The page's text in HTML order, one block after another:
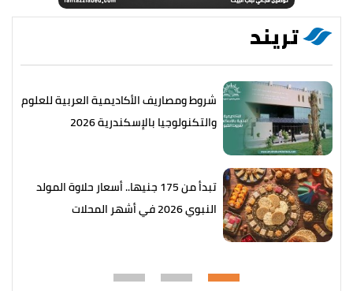
تريند
شروط ومصاريف الأكاديمية العربية للعلوم
والتكنولوجيا بالإسكندرية 2026
تبدأ من 175 جنيها.. أسعار حلاوة المولد
النبوي 2026 في أشهر المحلات